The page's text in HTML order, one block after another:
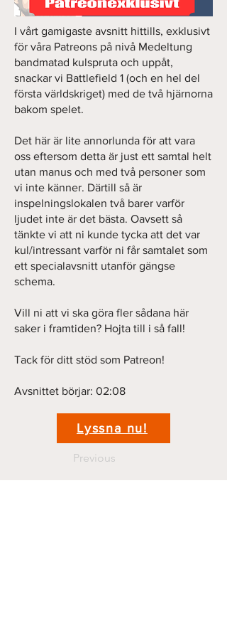
I vårt gamigaste avsnitt hittills, exklusivt
för våra Patreons på nivå Medeltung
bandmatad kulspruta och uppåt,
snackar vi Battlefield 1 (och en hel del
första världskriget) med de två hjärnorna
bakom spelet.
Det här är lite annorlunda för att vara
oss eftersom detta är just ett samtal helt
utan manus och med två personer som
vi inte känner. Därtill så är
inspelningslokalen två barer varför
ljudet inte är det bästa. Oavsett så
tänkte vi att ni kunde tycka att det var
kul/intressant varför ni får samtalet som
ett specialavsnitt utanför gängse
schema.
Vill ni att vi ska göra fler sådana här
saker i framtiden? Hojta till i så fall!
Tack för ditt stöd som Patreon!
Avsnittet börjar: 02:08
Lyssna nu!
Previous